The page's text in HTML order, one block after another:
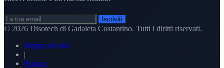
Iscriviti
© 2026 Disotech di Gadaleta Costantino. Tutti i diritti riservati.
Mappa del sito
|
Privacy